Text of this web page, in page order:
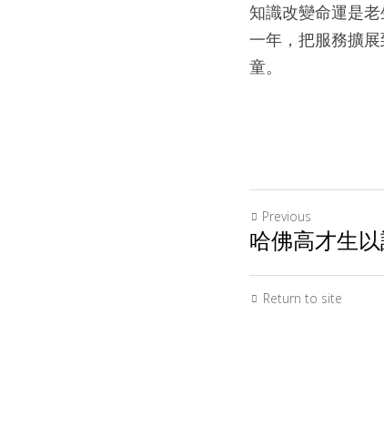
知識改變命運是
一年，把服務擴
童。
Previous
哈佛高才生
Return to site